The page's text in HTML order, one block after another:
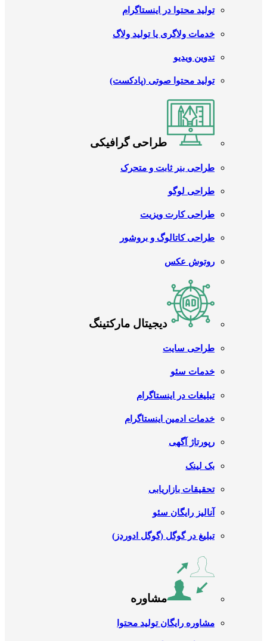
تولید محتوا در اینستاگرام
خدمات ولاگری یا تولید ولاگ
تدوین ویدیو
تولید محتوا صوتی (پادکست)
طراحی گرافیکی
طراحی بنر ثابت و متحرک
طراحی لوگو
طراحی کارت ویزیت
طراحی کاتالوگ و بروشور
روتوش عکس
دیجیتال مارکتینگ
طراحی سایت
خدمات سئو
تبلیغات در اینستاگرام
خدمات ادمین اینستاگرام
رپورتاژ آگهی
بک لینک
تحقیقات بازاریابی
آنالیز رایگان سئو
تبلیغ در گوگل (گوگل ادوردز)
مشاوره
مشاوره رایگان تولید محتوا